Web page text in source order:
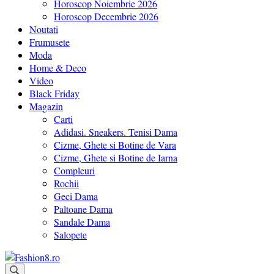
Horoscop Noiembrie 2026
Horoscop Decembrie 2026
Noutati
Frumusete
Moda
Home & Deco
Video
Black Friday
Magazin
Carti
Adidasi. Sneakers. Tenisi Dama
Cizme, Ghete si Botine de Vara
Cizme, Ghete si Botine de Iarna
Compleuri
Rochii
Geci Dama
Paltoane Dama
Sandale Dama
Salopete